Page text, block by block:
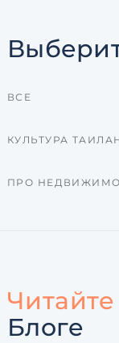
ВСЕ
КУЛЬТУРА
ПРО
Читайте
Блоге